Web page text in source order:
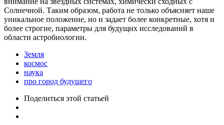
Солнечной. Таким образом, работа не только объясняет наше
уникальное положение, но и задает более конкретные, хотя и
более строгие, параметры для будущих исследований в
области астробиологии.
Земля
космос
наука
про город будущего
Поделиться этой статьей